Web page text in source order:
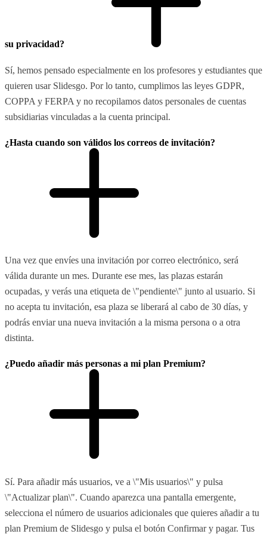
su privacidad?
Sí, hemos pensado especialmente en los profesores y estudiantes que
quieren usar Slidesgo. Por lo tanto, cumplimos las leyes GDPR,
COPPA y FERPA y no recopilamos datos personales de cuentas
subsidiarias vinculadas a la cuenta principal.
¿Hasta cuando son válidos los correos de invitación?
Una vez que envíes una invitación por correo electrónico, será
válida durante un mes. Durante ese mes, las plazas estarán
ocupadas, y verás una etiqueta de \"pendiente\" junto al usuario. Si
no acepta tu invitación, esa plaza se liberará al cabo de 30 días, y
podrás enviar una nueva invitación a la misma persona o a otra
distinta.
¿Puedo añadir más personas a mi plan Premium?
Sí. Para añadir más usuarios, ve a \"Mis usuarios\" y pulsa
\"Actualizar plan\". Cuando aparezca una pantalla emergente,
selecciona el número de usuarios adicionales que quieres añadir a tu
plan Premium de Slidesgo y pulsa el botón Confirmar y pagar. Tus